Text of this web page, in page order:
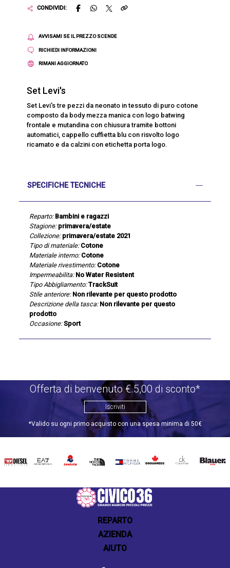
CONDIVIDI:
AVVISAMI SE IL PREZZO SCENDE
RICHIEDI INFORMAZIONI
RIMANI AGGIORNATO
Set Levi's
Set Levi's tre pezzi da neonato in tessuto di puro cotone
composto da body mezza manica con logo batwing
frontale e mutandina con chiusura tramite bottoni
automatici, cappello cuffietta blu con risvolto logo
ricamato e da calzini con etichetta porta logo.
SPECIFICHE TECNICHE
Reparto: Bambini e ragazzi
Stagione: primavera/estate
Collezione: primavera/estate 2021
Tipo di materiale: Cotone
Materiale interno: Cotone
Materiale rivestimento: Cotone
Impermeabilita: No Water Resistent
Tipo Abbigliamento: TrackSuit
Stile anteriore: Non rilevante per questo prodotto
Descrizione della tasca: Non rilevante per questo
prodotto
Occasione: Sport
Offerta di benvenuto €.5,00 di sconto*
Iscriviti
*Valido su ogni primo acquisto con una spesa minima di 50€
DIESEL EA7 INVICTATHE
TOMMY
DSQUARED2
CALVIN BLAUER
REPARTO
AZIENDA
AIUTO